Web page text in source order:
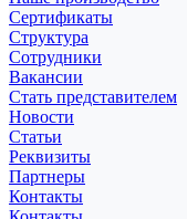
Сертификаты
Структура
Сотрудники
Вакансии
Стать представителем
Новости
Статьи
Реквизиты
Партнеры
Контакты